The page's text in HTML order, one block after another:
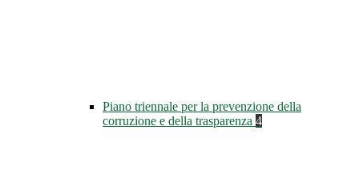
Piano triennale per la prevenzione della
corruzione e della trasparenza 4